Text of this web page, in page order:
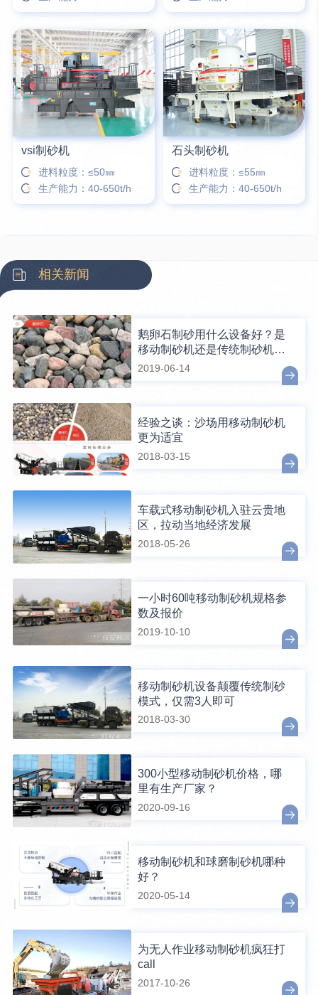
vsi制砂机
进料粒度：≤50㎜
生产能力：40-650t/h
石头制砂机
进料粒度：≤55㎜
生产能力：40-650t/h
相关新闻
鹅卵石制砂用什么设备好？是
移动制砂机还是传统制砂机？
看完这个不纠结
2019-06-14
经验之谈：沙场用移动制砂机
更为适宜
2018-03-15
车载式移动制砂机入驻云贵地
区，拉动当地经济发展
2018-05-26
一小时60吨移动制砂机规格参
数及报价
2019-10-10
移动制砂机设备颠覆传统制砂
模式，仅需3人即可
2018-03-30
300小型移动制砂机价格，哪
里有生产厂家？
2020-09-16
移动制砂机和球磨制砂机哪种
好？
2020-05-14
为无人作业移动制砂机疯狂打
call
2017-10-26